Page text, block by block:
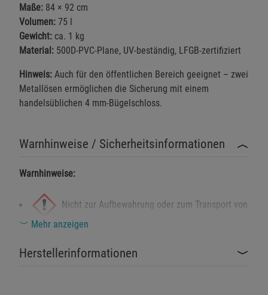
Maße: 84 × 92 cm
Volumen: 75 l
Gewicht: ca. 1 kg
Material: 500D-PVC-Plane, UV-beständig, LFGB-zertifiziert
Hinweis: Auch für den öffentlichen Bereich geeignet – zwei
Metallösen ermöglichen die Sicherung mit einem
handelsüblichen 4 mm-Bügelschloss.
Warnhinweise / Sicherheitsinformationen
Warnhinweise:
Nicht zur Aufbewahrung oder zum Transport von
Trinkwasser verwenden. Nur zur Bewässerung geeignet.
Sicherheitshinweise:
Mehr anzeigen
Herstellerinformationen
Einstellungen speichern für die Gruppe
Zurück Einstellungen speichern für die Gruppe
Einwilligung nicht erteilen
Funktionale Cookies (1)
Beschreibung Funktionale Cookies
Cookie-Informationen